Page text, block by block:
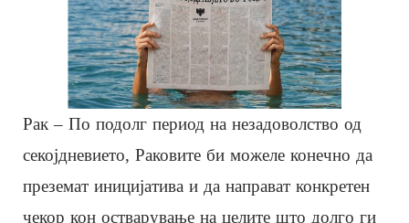
Рак – По подолг период на незадоволство од
секојдневието, Раковите би можеле конечно да
преземат иницијатива и да направат конкретен
чекор кон остварување на целите што долго ги